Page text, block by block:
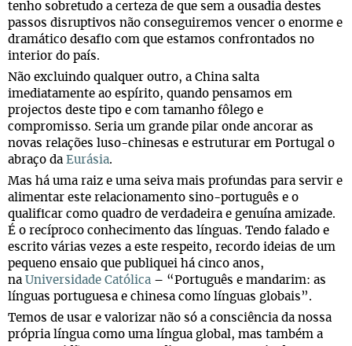
tenho sobretudo a certeza de que sem a ousadia destes
passos disruptivos não conseguiremos vencer o enorme e
dramático desafio com que estamos confrontados no
interior do país.
Não excluindo qualquer outro, a China salta
imediatamente ao espírito, quando pensamos em
projectos deste tipo e com tamanho fôlego e
compromisso. Seria um grande pilar onde ancorar as
novas relações luso-chinesas e estruturar em Portugal o
abraço da Eurásia.
Mas há uma raiz e uma seiva mais profundas para servir e
alimentar este relacionamento sino-português e o
qualificar como quadro de verdadeira e genuína amizade.
É o recíproco conhecimento das línguas. Tendo falado e
escrito várias vezes a este respeito, recordo ideias de um
pequeno ensaio que publiquei há cinco anos,
na Universidade Católica – “Português e mandarim: as
línguas portuguesa e chinesa como línguas globais”.
Temos de usar e valorizar não só a consciência da nossa
própria língua como uma língua global, mas também a